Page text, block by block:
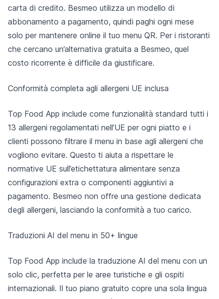
carta di credito. Besmeo utilizza un modello di
abbonamento a pagamento, quindi paghi ogni mese
solo per mantenere online il tuo menu QR. Per i ristoranti
che cercano un’alternativa gratuita a Besmeo, quel
costo ricorrente è difficile da giustificare.
Conformità completa agli allergeni UE inclusa
Top Food App include come funzionalità standard tutti i
13 allergeni regolamentati nell’UE per ogni piatto e i
clienti possono filtrare il menu in base agli allergeni che
vogliono evitare. Questo ti aiuta a rispettare le
normative UE sull’etichettatura alimentare senza
configurazioni extra o componenti aggiuntivi a
pagamento. Besmeo non offre una gestione dedicata
degli allergeni, lasciando la conformità a tuo carico.
Traduzioni AI del menu in 50+ lingue
Top Food App include la traduzione AI del menu con un
solo clic, perfetta per le aree turistiche e gli ospiti
internazionali. Il tuo piano gratuito copre una sola lingua